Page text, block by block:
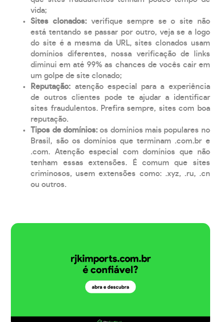
vida;
Sites clonados: verifique sempre se o site não
está tentando se passar por outro, veja se a logo
do site é a mesma da URL, sites clonados usam
domínios diferentes, nossa verificação de links
diminui em até 99% as chances de vocês cair em
um golpe de site clonado;
Reputação: atenção especial para a experiência
de outros clientes pode te ajudar a identificar
sites fraudulentos. Prefira sempre, sites com boa
reputação.
Tipos de domínios:os domínios mais populares no
Brasil, são os domínios que terminam .com.br e
.com. Atenção especial com domínios que não
tenham essas extensões. É comum que sites
criminosos, usem extensões como: .xyz, .ru, .cn
ou outros.